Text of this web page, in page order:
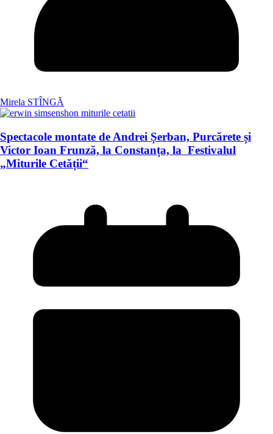
Mirela STÎNGĂ
Spectacole montate de Andrei Șerban, Purcărete și
Victor Ioan Frunză, la Constanța, la Festivalul
„Miturile Cetății“